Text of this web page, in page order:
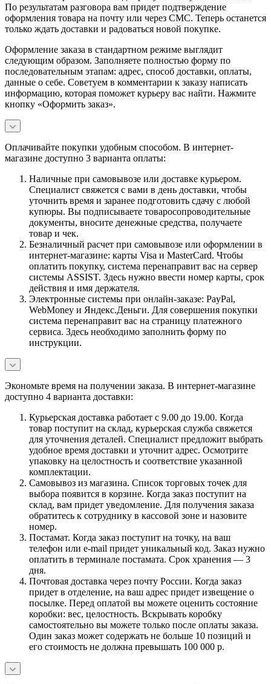
По результатам разговора вам придет подтверждение
оформления товара на почту или через СМС. Теперь останется
только ждать доставки и радоваться новой покупке.
Оформление заказа в стандартном режиме выглядит
следующим образом. Заполняете полностью форму по
последовательным этапам: адрес, способ доставки, оплаты,
данные о себе. Советуем в комментарии к заказу написать
информацию, которая поможет курьеру вас найти. Нажмите
кнопку «Оформить заказ».
Оплачивайте покупки удобным способом. В интернет-
магазине доступно 3 варианта оплаты:
Наличные при самовывозе или доставке курьером.
Специалист свяжется с вами в день доставки, чтобы
уточнить время и заранее подготовить сдачу с любой
купюры. Вы подписываете товаросопроводительные
документы, вносите денежные средства, получаете
товар и чек.
Безналичный расчет при самовывозе или оформлении в
интернет-магазине: карты Visa и MasterCard. Чтобы
оплатить покупку, система перенаправит вас на сервер
системы ASSIST. Здесь нужно ввести номер карты, срок
действия и имя держателя.
Электронные системы при онлайн-заказе: PayPal,
WebMoney и Яндекс.Деньги. Для совершения покупки
система перенаправит вас на страницу платежного
сервиса. Здесь необходимо заполнить форму по
инструкции.
Экономьте время на получении заказа. В интернет-магазине
доступно 4 варианта доставки:
Курьерская доставка работает с 9.00 до 19.00. Когда
товар поступит на склад, курьерская служба свяжется
для уточнения деталей. Специалист предложит выбрать
удобное время доставки и уточнит адрес. Осмотрите
упаковку на целостность и соответствие указанной
комплектации.
Самовывоз из магазина. Список торговых точек для
выбора появится в корзине. Когда заказ поступит на
склад, вам придет уведомление. Для получения заказа
обратитесь к сотруднику в кассовой зоне и назовите
номер.
Постамат. Когда заказ поступит на точку, на ваш
телефон или e-mail придет уникальный код. Заказ нужно
оплатить в терминале постамата. Срок хранения — 3
дня.
Почтовая доставка через почту России. Когда заказ
придет в отделение, на ваш адрес придет извещение о
посылке. Перед оплатой вы можете оценить состояние
коробки: вес, целостность. Вскрывать коробку
самостоятельно вы можете только после оплаты заказа.
Один заказ может содержать не больше 10 позиций и
его стоимость не должна превышать 100 000 р.